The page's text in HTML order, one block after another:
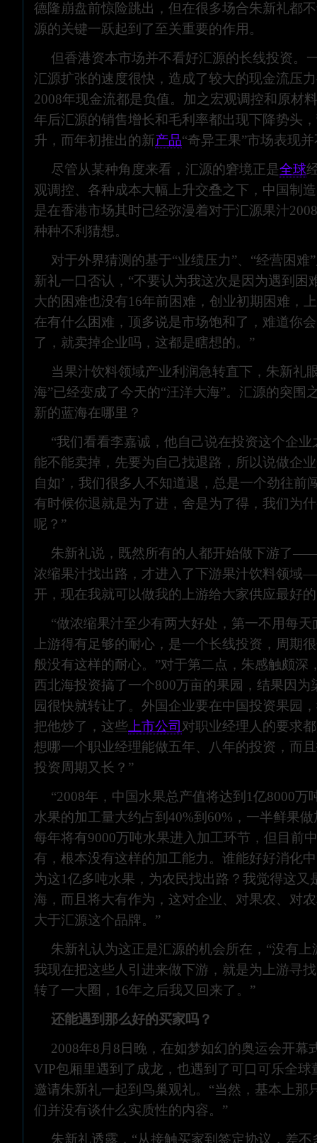
德隆崩盘前惊险跳出，但在很多场合朱新礼都
源的关键一跃起到了至关重要的作用。
但香港资本市场并不看好汇源的长线投资。
汇源扩张的速度很快，造成了较大的现金流压
2008年现金流都是负值。加之宏观调控和原材
年后汇源的销售增长和毛利率都出现下降势头
升，而年初推出的新产品“奇异王果”市场表现
尽管从某种角度来看，汇源的窘境正是全球
观调控、各种成本大幅上升交叠之下，中国制
是在香港市场其时已经弥漫着对于汇源果汁
种种不利猜想。
对于外界猜测的基于“业绩压力”、“经营困难
新礼一口否认，“不要认为我这次是因为遇到困
大的困难也没有16年前困难，创业初期困难，
在有什么困难，顶多说是市场饱和了，难道你
了，就卖掉企业吗，这都是瞎想的。”
当果汁饮料领域产业利润急转直下，朱新礼
海”已经变成了今天的“汪洋大海”。汇源的突围
新的蓝海在哪里？
“我们看看李嘉诚，他自己说在投资这个企
能不能卖掉，先要为自己找退路，所以说做企
自如’，我们很多人不知道退，总是一个劲往前
有时候你退就是为了进，舍是为了得，我们为
呢？”
朱新礼说，既然所有的人都开始做下游了
浓缩果汁找出路，才进入了下游果汁饮料领域
开，现在我就可以做我的上游给大家供应最好
“做浓缩果汁至少有两大好处，第一不用每
上游得有足够的耐心，是一个长线投资，周期
般没有这样的耐心。”对于第二点，朱感触颇深
西北海投资搞了一个800万亩的果园，结果因为
园很快就转让了。外国企业要在中国投资果园
把他炒了，这些 上市公司 对职业经理人的要求
想哪一个职业经理能做五年、八年的投资，而
投资周期又长？”
“2008年，中国水果总产值将达到1亿8000万
水果的加工量大约占到40%到60%，一半鲜果
每年将有9000万吨水果进入加工环节，但目前
有，根本没有这样的加工能力。谁能好好消化
为这1亿多吨水果，为农民找出路？我觉得这又
海，而且将大有作为，这对企业、对果农、对
大于汇源这个品牌。”
朱新礼认为这正是汇源的机会所在，“没有
我现在把这些人引进来做下游，就是为上游寻
转了一大圈，16年之后我又回来了。”
还能遇到那么好的买家吗？
2008年8月8日晚，在如梦如幻的奥运会开幕
VIP包厢里遇到了成龙，也遇到了可口可乐全球
邀请朱新礼一起到鸟巢观礼。“当然，基本上那
们并没有谈什么实质性的内容。”
朱新礼透露，“从接触买家到签定协议，差